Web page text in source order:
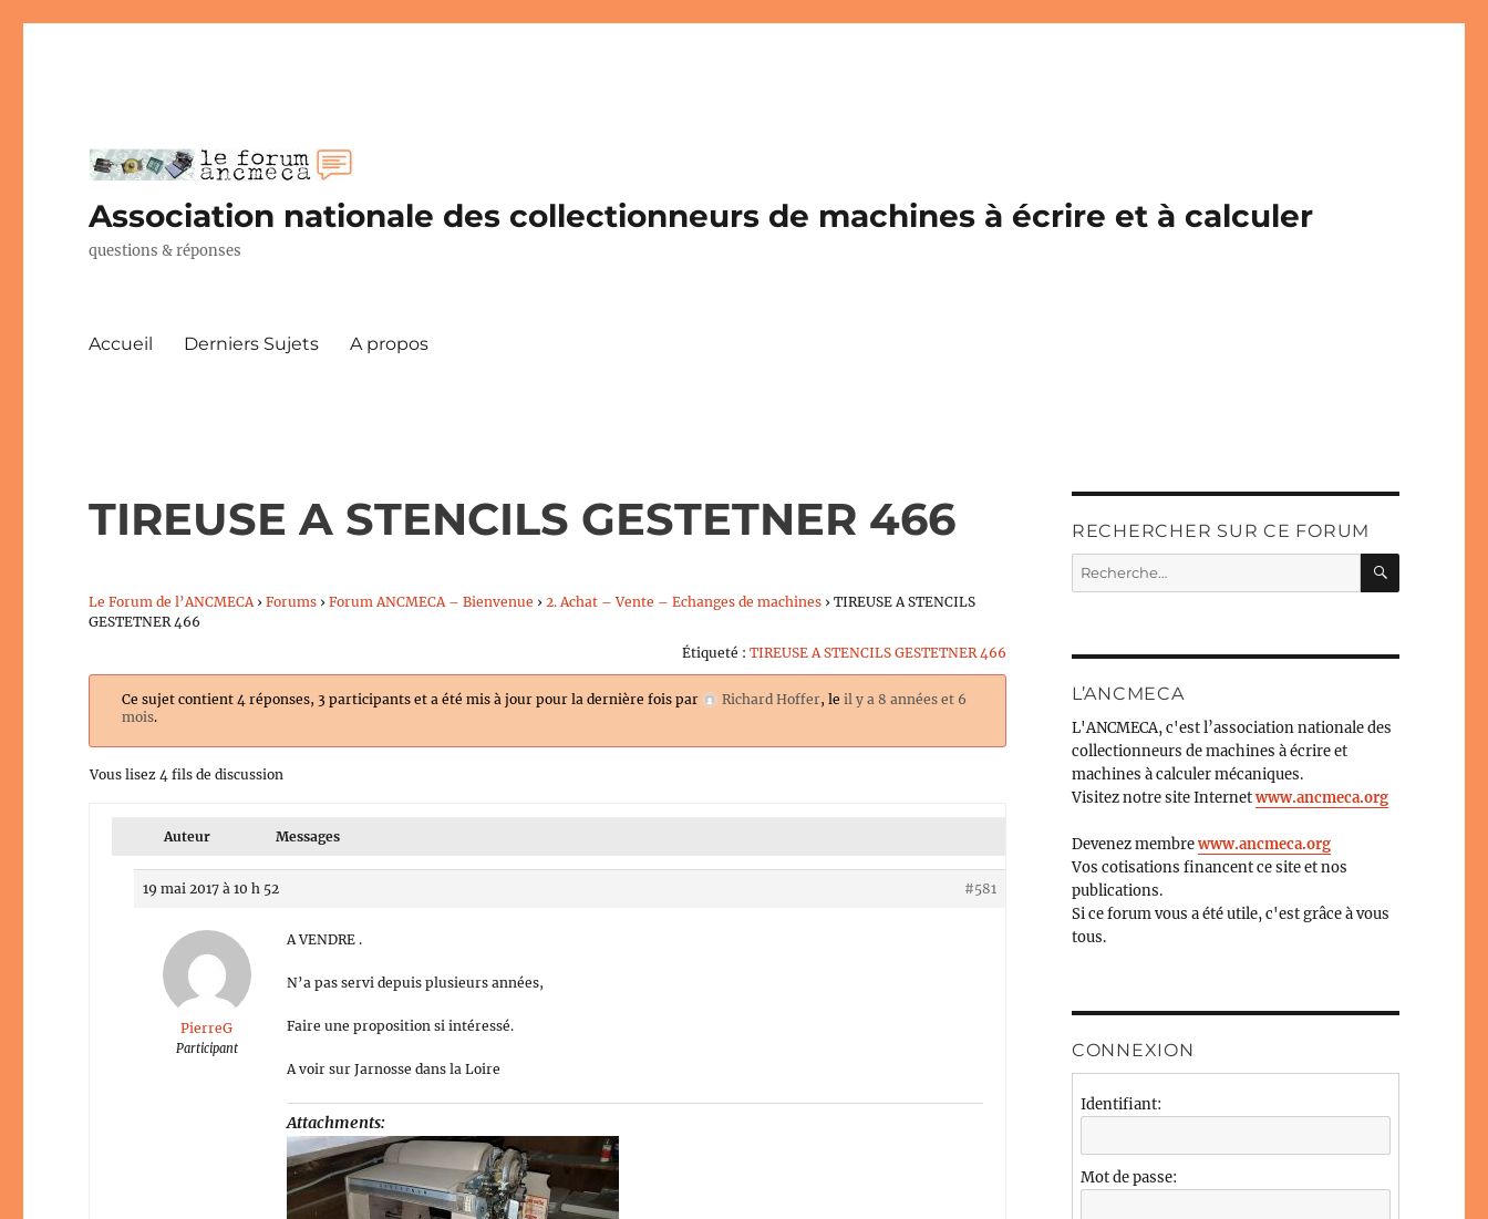
Association nationale des collectionneurs de machines à écrire et à calculer
questions & réponses
Accueil Derniers Sujets A propos
TIREUSE A STENCILS GESTETNER 466
Le Forum de l’ANCMECA › Forums › Forum ANCMECA – Bienvenue › 2. Achat – Vente – Echanges de machines › TIREUSE A STENCILS
GESTETNER 466
Étiqueté : TIREUSE A STENCILS GESTETNER 466
Ce sujet contient 4 réponses, 3 participants et a été mis à jour pour la dernière fois par Richard Hoffer, leil y a 8 années et 6
mois.
Vous lisez 4 fils de discussion
Auteur Messages
19 mai 2017 à 10 h 52 #581
PierreG
Participant
A VENDRE .
N’a pas servi depuis plusieurs années,
Faire une proposition si intéressé.
A voir sur Jarnosse dans la Loire
Attachments:
RECHERCHER SUR CE FORUM
Recherche
pour :
L’ANCMECA
L'ANCMECA, c'est l’association nationale des
collectionneurs de machines à écrire et
machines à calculer mécaniques.
Visitez notre site Internetwww.ancmeca.org
Devenez membrewww.ancmeca.org
Vos cotisations financent ce site et nos
publications.
Si ce forum vous a été utile, c'est grâce à vous
tous.
CONNEXION
Identifiant:
Mot de passe: